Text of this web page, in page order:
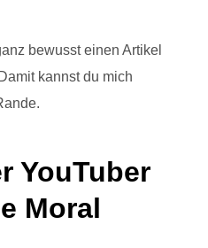
bewusst einen Artikel
kannst du mich
YouTuber
Moral